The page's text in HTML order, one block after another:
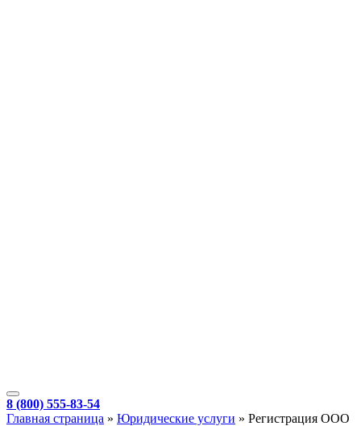
8 (800) 555-83-54
Главная страница » Юридические услуги » Регистрация ООО